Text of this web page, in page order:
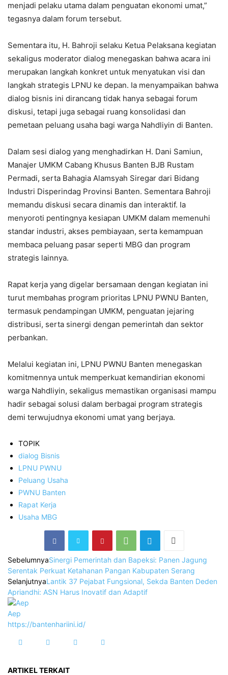
menjadi pelaku utama dalam penguatan ekonomi umat,”
tegasnya dalam forum tersebut.
Sementara itu, H. Bahroji selaku Ketua Pelaksana kegiatan
sekaligus moderator dialog menegaskan bahwa acara ini
merupakan langkah konkret untuk menyatukan visi dan
langkah strategis LPNU ke depan. Ia menyampaikan bahwa
dialog bisnis ini dirancang tidak hanya sebagai forum
diskusi, tetapi juga sebagai ruang konsolidasi dan
pemetaan peluang usaha bagi warga Nahdliyin di Banten.
Dalam sesi dialog yang menghadirkan H. Dani Samiun,
Manajer UMKM Cabang Khusus Banten BJB Rustam
Permadi, serta Bahagia Alamsyah Siregar dari Bidang
Industri Disperindag Provinsi Banten. Sementara Bahroji
memandu diskusi secara dinamis dan interaktif. Ia
menyoroti pentingnya kesiapan UMKM dalam memenuhi
standar industri, akses pembiayaan, serta kemampuan
membaca peluang pasar seperti MBG dan program
strategis lainnya.
Rapat kerja yang digelar bersamaan dengan kegiatan ini
turut membahas program prioritas LPNU PWNU Banten,
termasuk pendampingan UMKM, penguatan jejaring
distribusi, serta sinergi dengan pemerintah dan sektor
perbankan.
Melalui kegiatan ini, LPNU PWNU Banten menegaskan
komitmennya untuk memperkuat kemandirian ekonomi
warga Nahdliyin, sekaligus memastikan organisasi mampu
hadir sebagai solusi dalam berbagai program strategis
demi terwujudnya ekonomi umat yang berjaya.
TOPIK
dialog Bisnis
LPNU PWNU
Peluang Usaha
PWNU Banten
Rapat Kerja
Usaha MBG
SebelumnyaSinergi Pemerintah dan Bapeksi: Panen Jagung
Serentak Perkuat Ketahanan Pangan Kabupaten Serang
Selanjutnya‎Lantik 37 Pejabat Fungsional, Sekda Banten Deden
Apriandhi: ASN Harus Inovatif dan Adaptif
Aep
https://bantenhariini.id/
ARTIKEL TERKAIT